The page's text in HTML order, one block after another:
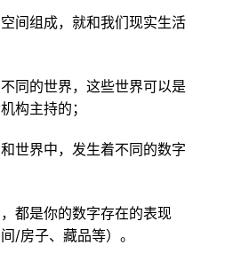
间组成，就和我们现实生活
同的世界，这些世界可以是
构主持的；
世界中，发生着不同的数字
都是你的数字存在的表现
/房子、藏品等）。